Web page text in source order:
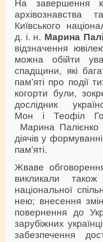
На завершення
архівознавства
Київського
д. і. н. Марина
відзначення
можна обійти
спадщини, які
пам’яті про події
когорти були,
дослідник
Мон і Теофіл
Марина Палієнко
діячів у
пам’яті.
Жваве
викликали
національної
нею; внесення
повернення до
зарубіжних
забезпечення